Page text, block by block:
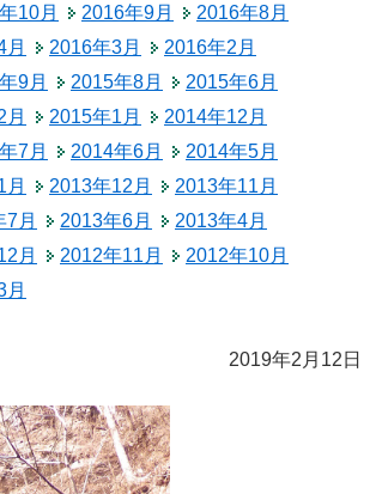
10月 2016年9月
2016年8月
月 2016年3月
2016年2月
9月 2015年8月
2015年6月
月 2015年1月
2014年12月
7月 2014年6月
2014年5月
月 2013年12月
2013年11月
7月 2013年6月
2013年4月
月 2012年11月
2012年10月
月
2019年2月12日